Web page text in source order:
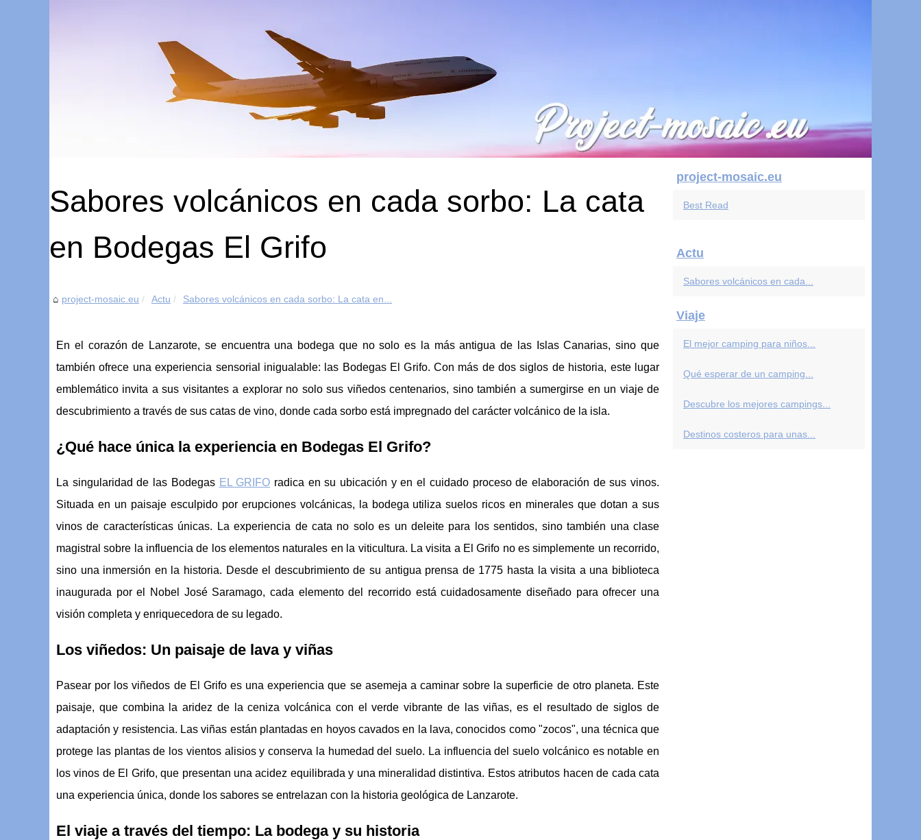
Sabores volcánicos en cada sorbo: La cata
en Bodegas El Grifo
project-mosaic.eu Actu Sabores volcánicos en cada sorbo: La cata en...
En el corazón de Lanzarote, se encuentra una bodega que no solo es la más antigua de las Islas Canarias, sino que
también ofrece una experiencia sensorial inigualable: las Bodegas El Grifo. Con más de dos siglos de historia, este lugar
emblemático invita a sus visitantes a explorar no solo sus viñedos centenarios, sino también a sumergirse en un viaje de
descubrimiento a través de sus catas de vino, donde cada sorbo está impregnado del carácter volcánico de la isla.
¿Qué hace única la experiencia en Bodegas El Grifo?
La singularidad de las Bodegas EL GRIFO radica en su ubicación y en el cuidado proceso de elaboración de sus vinos.
Situada en un paisaje esculpido por erupciones volcánicas, la bodega utiliza suelos ricos en minerales que dotan a sus
vinos de características únicas. La experiencia de cata no solo es un deleite para los sentidos, sino también una clase
magistral sobre la influencia de los elementos naturales en la viticultura. La visita a El Grifo no es simplemente un recorrido,
sino una inmersión en la historia. Desde el descubrimiento de su antigua prensa de 1775 hasta la visita a una biblioteca
inaugurada por el Nobel José Saramago, cada elemento del recorrido está cuidadosamente diseñado para ofrecer una
visión completa y enriquecedora de su legado.
Los viñedos: Un paisaje de lava y viñas
Pasear por los viñedos de El Grifo es una experiencia que se asemeja a caminar sobre la superficie de otro planeta. Este
paisaje, que combina la aridez de la ceniza volcánica con el verde vibrante de las viñas, es el resultado de siglos de
adaptación y resistencia. Las viñas están plantadas en hoyos cavados en la lava, conocidos como "zocos", una técnica que
protege las plantas de los vientos alisios y conserva la humedad del suelo. La influencia del suelo volcánico es notable en
los vinos de El Grifo, que presentan una acidez equilibrada y una mineralidad distintiva. Estos atributos hacen de cada cata
una experiencia única, donde los sabores se entrelazan con la historia geológica de Lanzarote.
El viaje a través del tiempo: La bodega y su historia
project-mosaic.eu
Best Read
Actu
Sabores volcánicos en cada...
Viaje
El mejor camping para niños...
Qué esperar de un camping...
Descubre los mejores campings...
Destinos costeros para unas...